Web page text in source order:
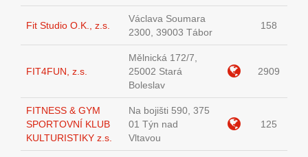
Fit Studio O.K., z.s.
Václava Soumara
2300, 39003 Tábor
158
FIT4FUN, z.s.
Mělnická 172/7,
25002 Stará
Boleslav
2909
FITNESS & GYM
SPORTOVNÍ KLUB
KULTURISTIKY z.s.
Na bojišti 590, 375
01 Týn nad
Vltavou
125